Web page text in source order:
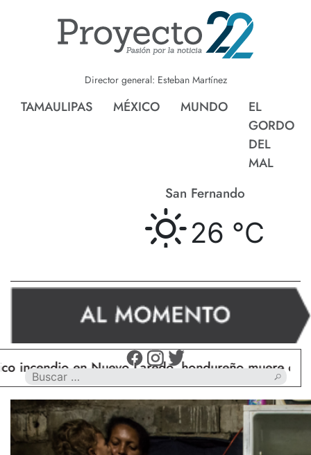
Director general: Esteban Martínez
TAMAULIPAS MÉXICO MUNDO
EL
GORDO
DEL
MAL
San Fernando
26 °C
en Nuevo Laredo, hondureño muere calcinado